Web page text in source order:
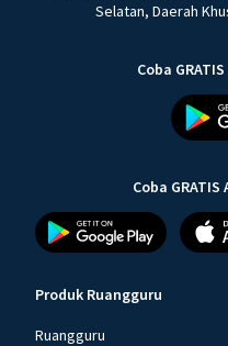
Selatan, Daerah
Coba
Coba
Produk Ruangguru
Ruangguru